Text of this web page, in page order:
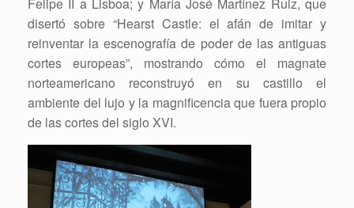
Felipe II a Lisboa; y María José Martínez Ruiz, que
disertó sobre “Hearst Castle: el afán de imitar y
reinventar la escenografía de poder de las antiguas
cortes europeas”, mostrando cómo el magnate
norteamericano reconstruyó en su castillo el
ambiente del lujo y la magnificencia que fuera propio
de las cortes del siglo XVI.